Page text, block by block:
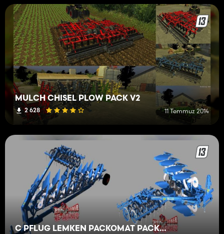
MULCH CHISEL PLOW PACK V2
2 628 11 Temmuz 2014
C PFLUG LEMKEN PACKOMAT PACK V2.0